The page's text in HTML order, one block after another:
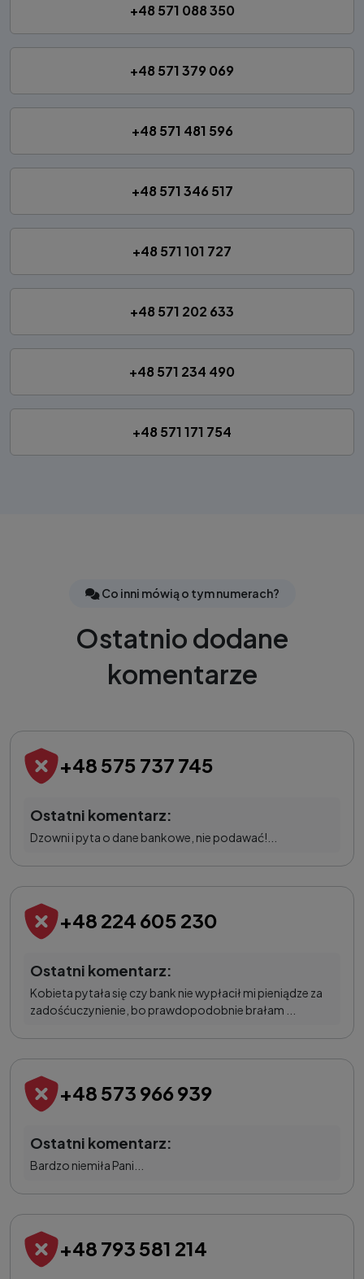
+48 571 088 350
+48 571 379 069
+48 571 481 596
+48 571 346 517
+48 571 101 727
+48 571 202 633
+48 571 234 490
+48 571 171 754
Co inni mówią o tym numerach?
Ostatnio dodane
komentarze
+48 575 737 745
Ostatni komentarz:
Dzowni i pyta o dane bankowe, nie podawać!...
+48 224 605 230
Ostatni komentarz:
Kobieta pytała się czy bank nie wypłacił mi pieniądze za
zadośćuczynienie, bo prawdopodobnie brałam ...
+48 573 966 939
Ostatni komentarz:
Bardzo niemiła Pani...
+48 793 581 214